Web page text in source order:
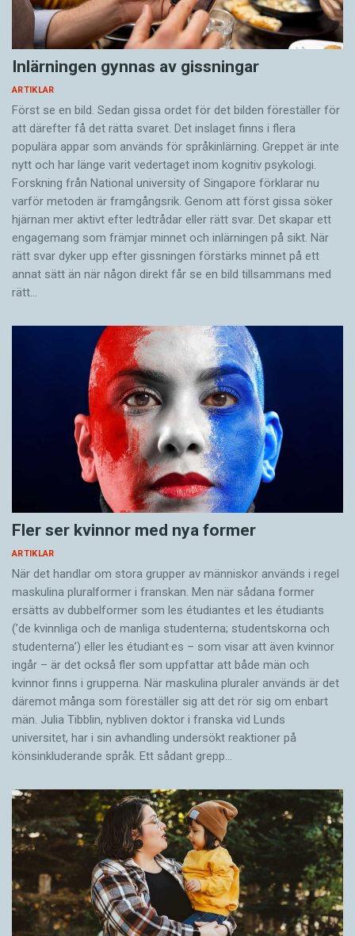
Inlärningen gynnas av gissningar
ARTIKLAR
Först se en bild. Sedan gissa ordet för det bilden föreställer för
att därefter få det rätta svaret. Det inslaget finns i flera
populära appar som används för språkinlärning. Greppet är inte
nytt och har länge varit vedertaget inom kognitiv psykologi.
Forskning från National university of Singa­pore förklarar nu
varför metoden är framgångsrik. Genom att först gissa ­söker
hjärnan mer aktivt ­efter ledtrådar eller rätt svar. Det skapar ett
engagemang som främjar minnet och inlärningen på sikt. När
rätt svar dyker upp efter gissningen förstärks minnet på ett
annat sätt än när någon direkt får se en bild tillsammans med
rätt…
Fler ser kvinnor med nya former
ARTIKLAR
När det handlar om stora grupper av människor används i regel
maskulina pluralformer i franskan. Men när sådana ­former
ersätts av dubbel­former som les étudiantes et les étudiants
(’de kvinnliga och de manliga studenterna; studentskorna och
studenterna’) eller les étudiant·es – som visar att även kvinnor
ingår – är det också fler som uppfattar att både män och
kvinnor finns i grupperna. När maskulina pluraler används är det
där­emot många som föreställer sig att det rör sig om enbart
män. Julia Tibblin, nybliven doktor i franska vid Lunds
universitet, har i sin avhandling undersökt reaktioner på
könsinkluderande språk. Ett sådant grepp…